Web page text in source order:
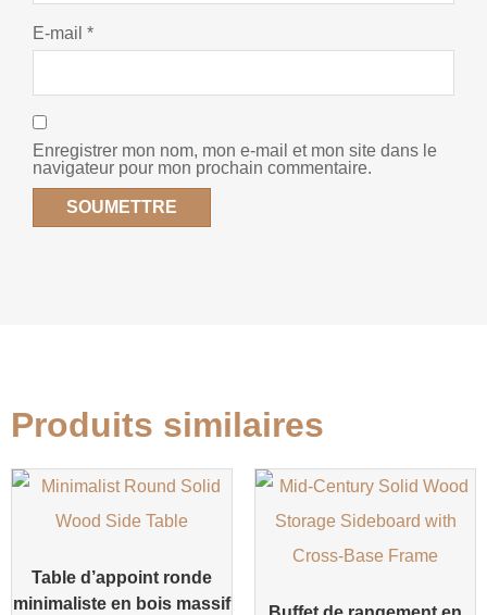
E-mail *
Enregistrer mon nom, mon e-mail et mon site dans le
navigateur pour mon prochain commentaire.
Produits similaires
Table d’appoint ronde
minimaliste en bois massif